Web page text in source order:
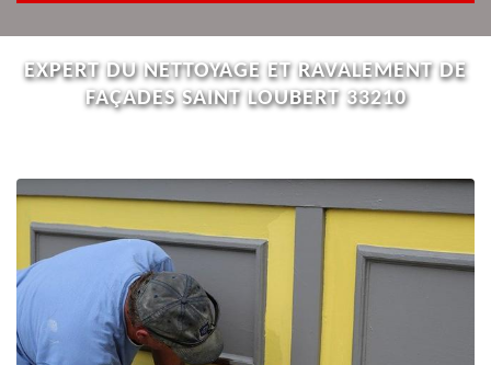
EXPERT DU NETTOYAGE ET RAVALEMENT DE
FAÇADES SAINT LOUBERT 33210